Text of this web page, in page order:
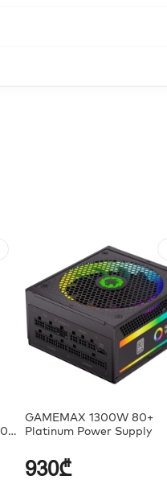
GAMEMAX 1300W 80+
Platinum Power Supply
930₾